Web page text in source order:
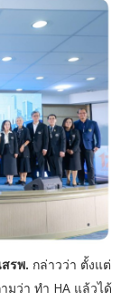
รพ. กล่าวว่า ตั้งแต่
มว่า ทำ HA แล้วได้